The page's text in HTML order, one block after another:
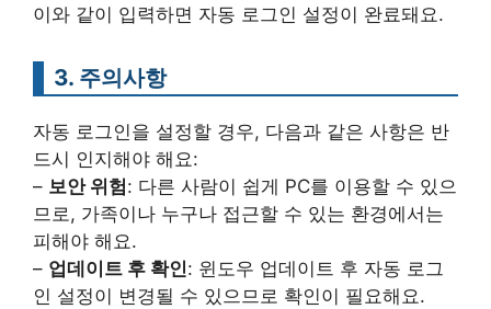
이와 같이 입력하면 자동 로그인 설정이 완료돼요.
3. 주의사항
자동 로그인을 설정할 경우, 다음과 같은 사항은 반
드시 인지해야 해요:
– 보안 위험: 다른 사람이 쉽게 PC를 이용할 수 있으
므로, 가족이나 누구나 접근할 수 있는 환경에서는
피해야 해요.
– 업데이트 후 확인: 윈도우 업데이트 후 자동 로그
인 설정이 변경될 수 있으므로 확인이 필요해요.